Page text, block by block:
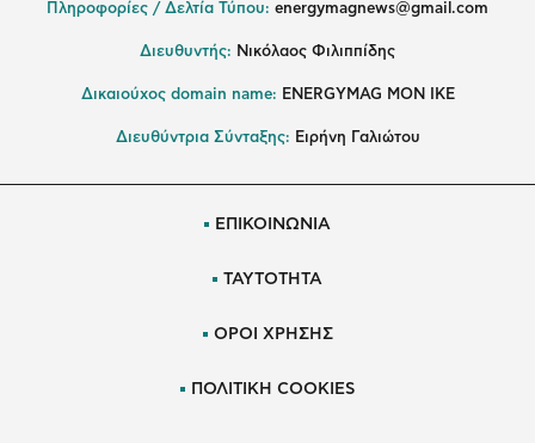
Πληροφορίες / Δελτία Τύπου: energymagnews@gmail.com
Διευθυντής: Νικόλαος Φιλιππίδης
Δικαιούχος domain name: ENERGYMAG ΜΟΝ ΙΚΕ
Διευθύντρια Σύνταξης: Ειρήνη Γαλιώτου
ΕΠΙΚΟΙΝΩΝΙΑ
ΤΑΥΤΟΤΗΤΑ
ΟΡΟΙ ΧΡΗΣΗΣ
ΠΟΛΙΤΙΚΗ COOKIES